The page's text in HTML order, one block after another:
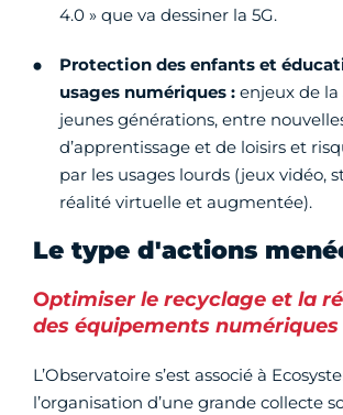
4.0 » que va dessiner la 5G.
Protection des enfants et
usages numériques : enjeux de la
jeunes générations, entre
d’apprentissage et de loisirs et
par les usages lourds (jeux vidéo,
réalité virtuelle et augmentée).
Le type d'actions
Optimiser le recyclage et la
des équipements numériques
L’Observatoire s’est associé à
l’organisation d’une grande collecte